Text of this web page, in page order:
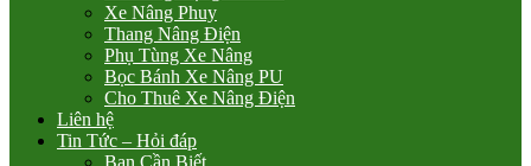
Xe Nâng Phuy
Thang Nâng Điện
Phụ Tùng Xe Nâng
Bọc Bánh Xe Nâng PU
Cho Thuê Xe Nâng Điện
Liên hệ
Tin Tức – Hỏi đáp
Bạn Cần Biết